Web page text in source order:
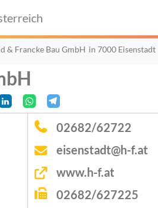
& Francke Bau GmbH in 7000 Eisenstadt
02682/62722
eisenstadt@h-f.at
www.h-f.at
02682/627225